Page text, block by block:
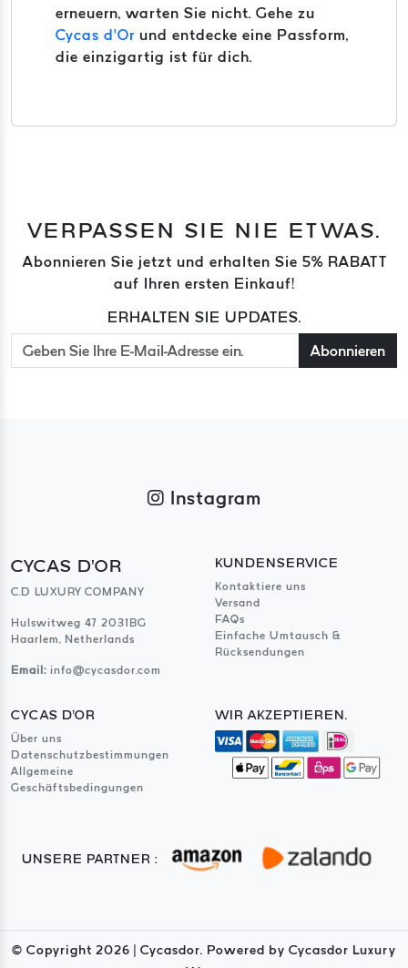
erneuern, warten Sie nicht. Gehe zu
Cycas d’Or und entdecke eine Passform,
die einzigartig ist für dich.
VERPASSEN SIE NIE ETWAS.
Abonnieren Sie jetzt und erhalten Sie 5% RABATT
auf Ihren ersten Einkauf!
ERHALTEN SIE UPDATES.
Abonnieren
Instagram
CYCAS D'OR
C.D LUXURY COMPANY
Hulswitweg 47 2031BG
Haarlem, Netherlands
Email: info@cycasdor.com
KUNDENSERVICE
Kontaktiere uns
Versand
FAQs
Einfache Umtausch &
Rücksendungen
CYCAS D'OR
Über uns
Datenschutzbestimmungen
Allgemeine
Geschäftsbedingungen
WIR AKZEPTIEREN.
UNSERE PARTNER :
© Copyright 2026 | Cycasdor. Powered by Cycasdor Luxury